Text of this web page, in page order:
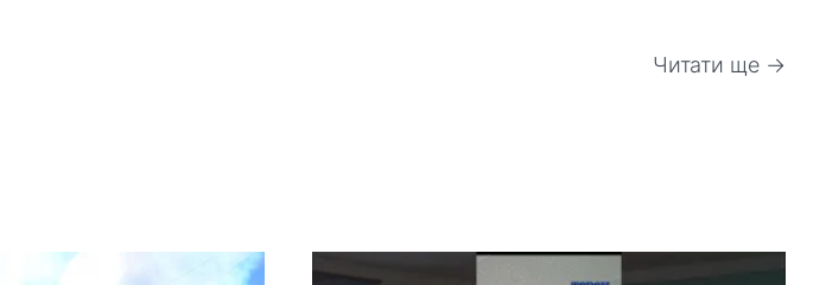
Читати ще →